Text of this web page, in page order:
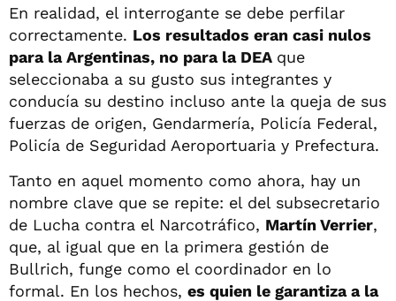
En realidad, el interrogante se debe perfilar
correctamente. Los resultados eran casi nulos
para la Argentinas, no para la DEA que
seleccionaba a su gusto sus integrantes y
conducía su destino incluso ante la queja de sus
fuerzas de origen, Gendarmería, Policía Federal,
Policía de Seguridad Aeroportuaria y Prefectura.
Tanto en aquel momento como ahora, hay un
nombre clave que se repite: el del subsecretario
de Lucha contra el Narcotráfico, Martín Verrier,
que, al igual que en la primera gestión de
Bullrich, funge como el coordinador en lo
formal. En los hechos, es quien le garantiza a la